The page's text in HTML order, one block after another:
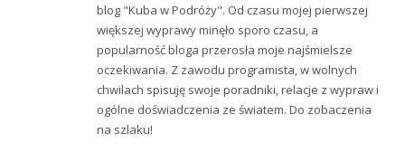
blog "Kuba w Podróży". Od czasu mojej pierwszej
większej wyprawy minęło sporo czasu, a
popularność bloga przerosła moje najśmielsze
oczekiwania. Z zawodu programista, w wolnych
chwilach spisuję swoje poradniki, relacje z wypraw i
ogólne doświadczenia ze światem. Do zobaczenia
na szlaku!